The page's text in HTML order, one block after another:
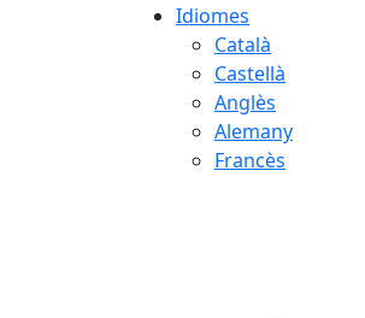
Idiomes
Català
Castellà
Anglès
Alemany
Francès